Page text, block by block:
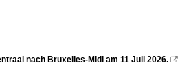
nach Bruxelles-Midi am 11 Juli 2026. 